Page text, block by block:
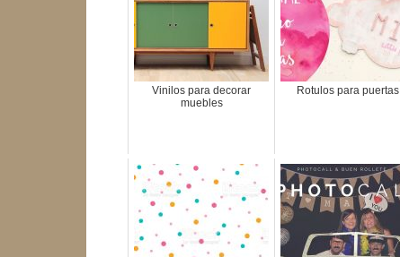
Vinilos para decorar
muebles
Rotulos para puertas